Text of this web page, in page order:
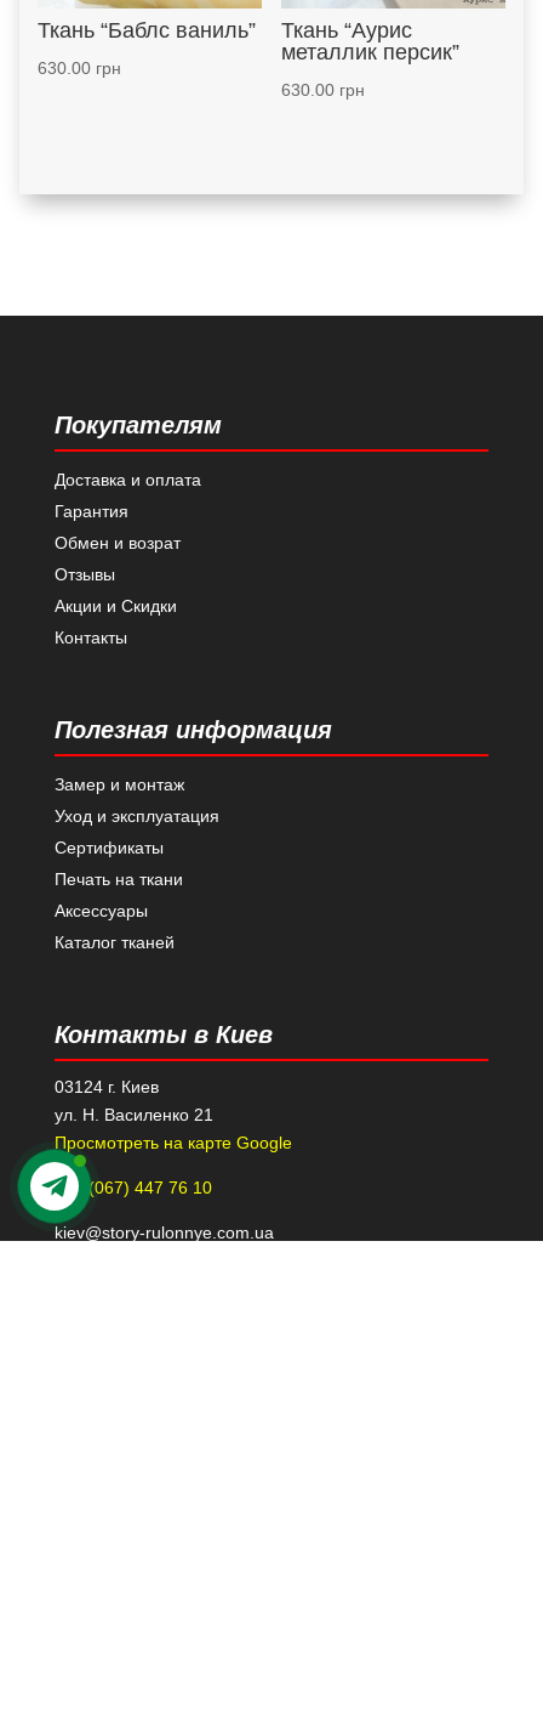
Ткань “Баблс ваниль”
630.00грн
Ткань “Аурис
металлик персик”
630.00грн
Покупателям
Доставка и оплата
Гарантия
Обмен и возрат
Отзывы
Акции и Скидки
Контакты
Полезная информация
Замер и монтаж
Уход и эксплуатация
Сертификаты
Печать на ткани
Аксессуары
Каталог тканей
Контакты в Киев
03124 г. Киев
ул. Н. Василенко 21
Просмотреть на карте Google
+38 (067) 447 76 10
kiev@story-rulonnye.com.ua